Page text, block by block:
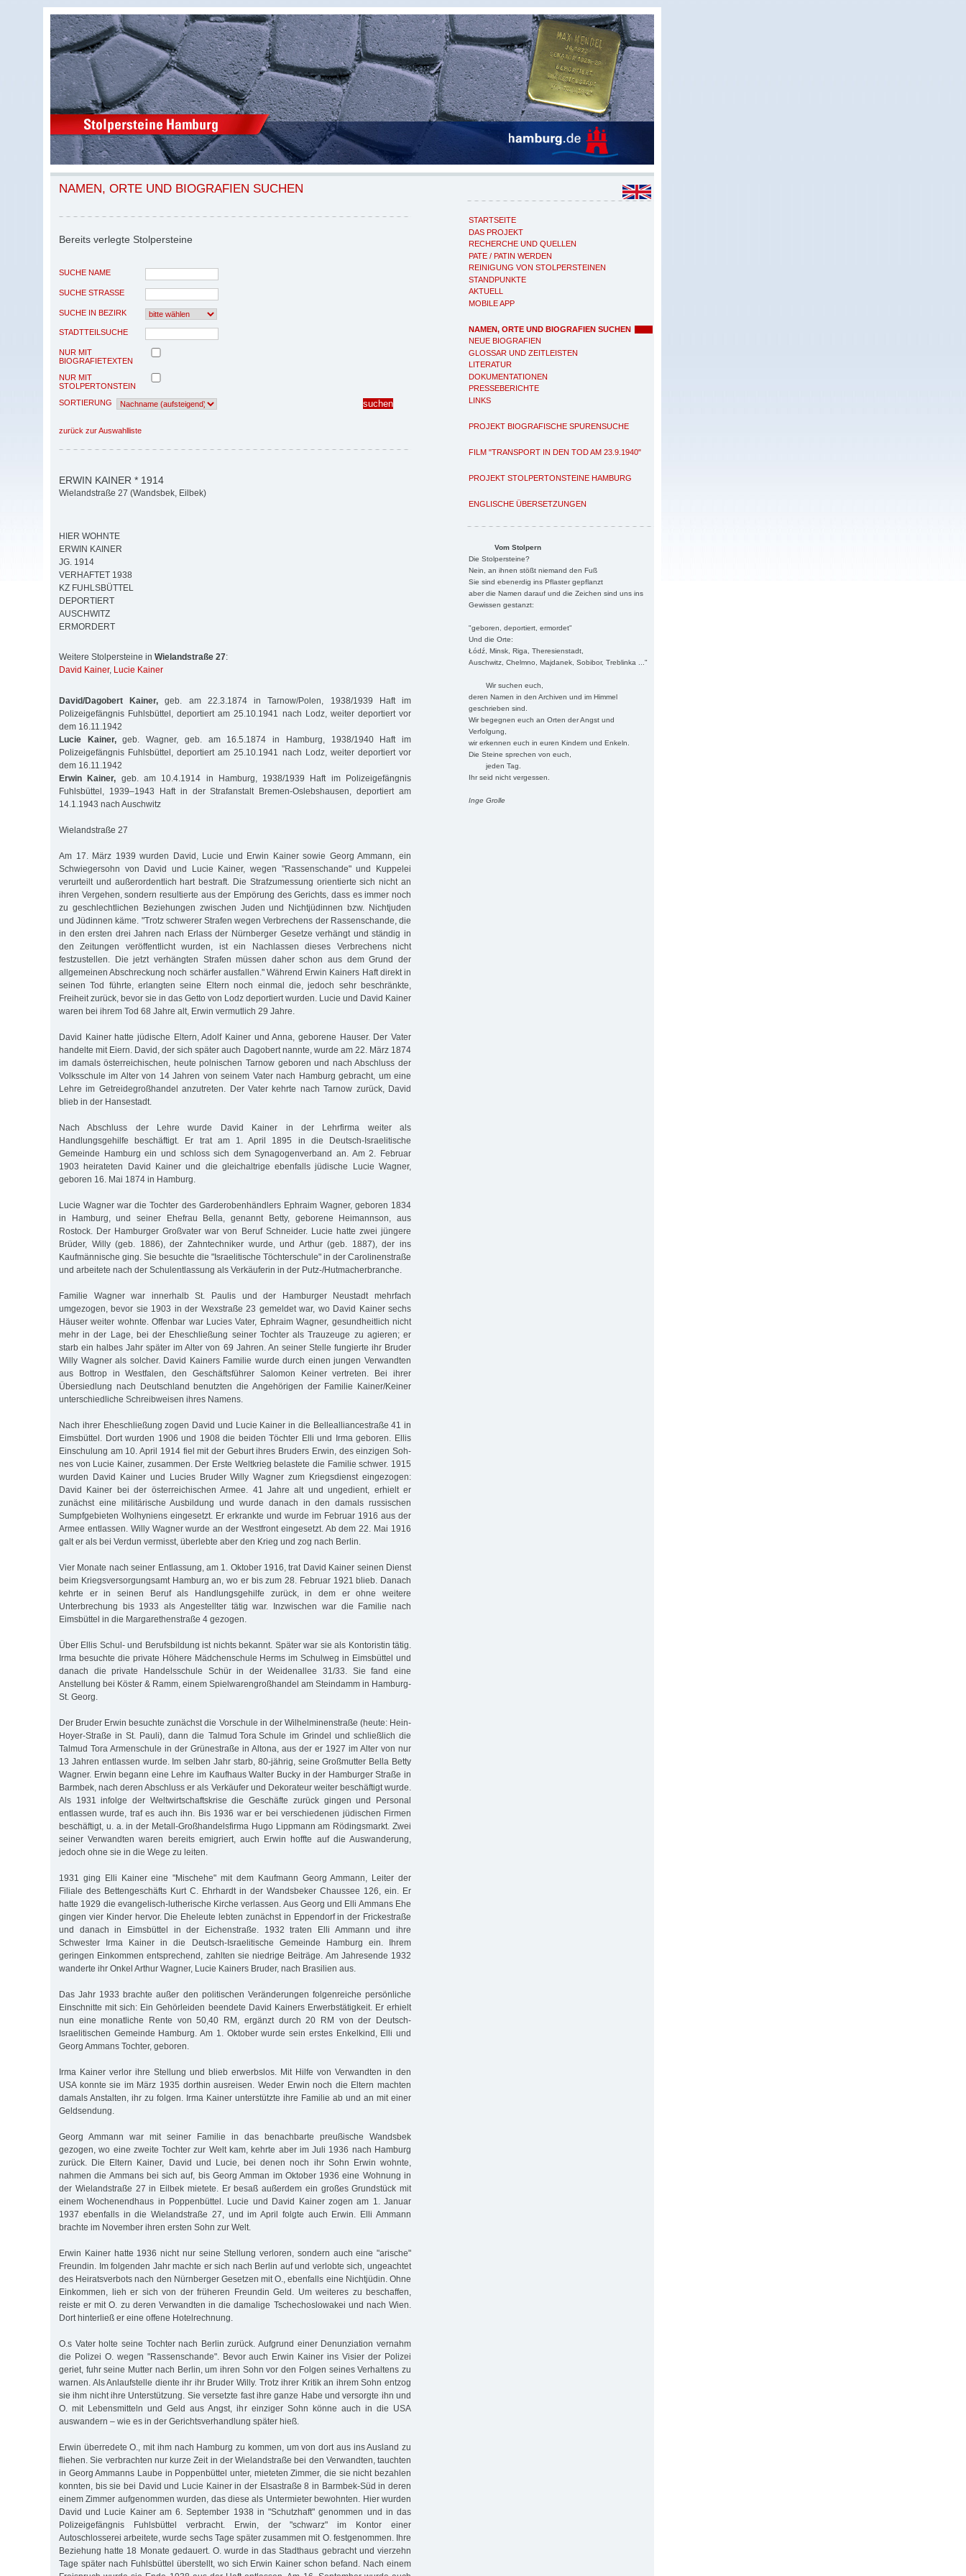
STARTSEITE
DAS PROJEKT
RECHERCHE UND QUELLEN
PATE / PATIN WERDEN
REINIGUNG VON STOLPERSTEINEN
STANDPUNKTE
AKTUELL
MOBILE APP
NAMEN, ORTE UND BIOGRAFIEN SUCHEN
NEUE BIOGRAFIEN
GLOSSAR UND ZEITLEISTEN
LITERATUR
DOKUMENTATIONEN
PRESSEBERICHTE
LINKS
PROJEKT BIOGRAFISCHE SPURENSUCHE
FILM "TRANSPORT IN DEN TOD AM 23.9.1940"
PROJEKT STOLPERTONSTEINE HAMBURG
ENGLISCHE ÜBERSETZUNGEN
Vom Stolpern
Die Stolpersteine?
Nein, an ihnen stößt niemand den Fuß
Sie sind ebenerdig ins Pflaster gepflanzt
aber die Namen darauf und die Zeichen sind uns ins
Gewissen gestanzt:
"geboren, deportiert, ermordet"
Und die Orte:
Łódź, Minsk, Riga, Theresienstadt,
Auschwitz, Chelmno, Majdanek, Sobibor, Treblinka ..."
Wir suchen euch,
deren Namen in den Archiven und im Himmel
geschrieben sind.
Wir begegnen euch an Orten der Angst und
Verfolgung,
wir erkennen euch in euren Kindern und Enkeln.
Die Steine sprechen von euch,
jeden Tag.
Ihr seid nicht vergessen.
Inge Grolle
NAMEN, ORTE UND BIOGRAFIEN SUCHEN
Bereits verlegte Stolpersteine
SUCHE NAME
SUCHE STRASSE
SUCHE IN BEZIRK
STADTTEILSUCHE
NUR MIT
BIOGRAFIETEXTEN
NUR MIT
STOLPERTONSTEIN
SORTIERUNG
zurück zur Auswahlliste
ERWIN KAINER * 1914
Wielandstraße 27 (Wandsbek, Eilbek)
HIER WOHNTE
ERWIN KAINER
JG. 1914
VERHAFTET 1938
KZ FUHLSBÜTTEL
DEPORTIERT
AUSCHWITZ
ERMORDERT
Weitere Stolpersteine in Wielandstraße 27:
David Kainer, Lucie Kainer
David/Dagobert Kainer, geb. am 22.3.1874 in Tarnow/Polen, 1938/1939 Haft im
Polizeigefängnis Fuhlsbüttel, deportiert am 25.10.1941 nach Lodz, weiter deportiert vor
dem 16.11.1942
Lucie Kainer,geb. Wagner, geb. am 16.5.1874 in Hamburg, 1938/1940 Haft im
Polizeigefängnis Fuhlsbüttel, deportiert am 25.10.1941 nach Lodz, weiter deportiert vor
dem 16.11.1942
Erwin Kainer, geb. am 10.4.1914 in Hamburg, 1938/1939 Haft im Polizeigefängnis
Fuhlsbüttel, 1939–1943 Haft in der Strafanstalt Bremen-Oslebshausen, deportiert am
14.1.1943 nach Auschwitz
Wielandstraße 27
Am 17. März 1939 wurden David, Lucie und Erwin Kainer sowie Georg Ammann, ein
Schwiegersohn von David und Lucie Kainer, wegen "Rassenschande" und Kuppelei
verurteilt und außerordentlich hart bestraft. Die Strafzumessung orientierte sich nicht an
ihren Vergehen, sondern resultierte aus der Empörung des Gerichts, dass es immer noch
zu geschlechtlichen Beziehungen zwischen Juden und Nichtjüdinnen bzw. Nichtjuden
und Jüdinnen käme. "Trotz schwerer Strafen wegen Verbrechens der Rassenschande, die
in den ersten drei Jahren nach Erlass der Nürnberger Gesetze verhängt und ständig in
den Zeitungen veröffentlicht wurden, ist ein Nachlassen dieses Verbrechens nicht
festzustellen. Die jetzt verhängten Strafen müssen daher schon aus dem Grund der
allgemeinen Abschreckung noch schärfer ausfallen." Während Erwin Kainers Haft direkt in
seinen Tod führte, erlangten seine Eltern noch einmal die, jedoch sehr beschränkte,
Freiheit zurück, bevor sie in das Getto von Lodz deportiert wurden. Lucie und David Kainer
waren bei ihrem Tod 68 Jahre alt, Erwin vermutlich 29 Jahre.
David Kainer hatte jüdische Eltern, Adolf Kainer und Anna, geborene Hauser. Der Vater
handelte mit Eiern. David, der sich später auch Dagobert nannte, wurde am 22. März 1874
im damals österreichischen, heute polnischen Tarnow geboren und nach Abschluss der
Volksschule im Alter von 14 Jahren von seinem Vater nach Hamburg gebracht, um eine
Lehre im Getreidegroßhandel anzutreten. Der Vater kehrte nach Tarnow zurück, David
blieb in der Hansestadt.
Nach Abschluss der Lehre wurde David Kainer in der Lehrfirma weiter als
Handlungsgehilfe beschäftigt. Er trat am 1. April 1895 in die Deutsch-Israelitische
Gemeinde Hamburg ein und schloss sich dem Synagogenverband an. Am 2. Februar
1903 heirateten David Kainer und die gleichaltrige ebenfalls jüdische Lucie Wagner,
geboren 16. Mai 1874 in Hamburg.
Lucie Wagner war die Tochter des Garderobenhändlers Ephraim Wagner, geboren 1834
in Hamburg, und seiner Ehefrau Bella, genannt Betty, geborene Heimannson, aus
Rostock. Der Hamburger Großvater war von Beruf Schneider. Lucie hatte zwei jüngere
Brüder, Willy (geb. 1886), der Zahntechniker wurde, und Arthur (geb. 1887), der ins
Kaufmännische ging. Sie besuchte die "Israelitische Töchterschule" in der Carolinenstraße
und arbeitete nach der Schulentlassung als Verkäuferin in der Putz-/Hutmacherbranche.
Familie Wagner war innerhalb St. Paulis und der Hamburger Neustadt mehrfach
umgezogen, bevor sie 1903 in der Wexstraße 23 gemeldet war, wo David Kainer sechs
Häuser weiter wohnte. Offenbar war Lucies Vater, Ephraim Wagner, gesundheitlich nicht
mehr in der Lage, bei der Eheschließung seiner Tochter als Trauzeuge zu agieren; er
starb ein halbes Jahr später im Alter von 69 Jahren. An seiner Stelle fungierte ihr Bruder
Willy Wagner als solcher. David Kainers Familie wurde durch einen jungen Verwandten
aus Bottrop in Westfalen, den Geschäftsführer Salomon Keiner vertreten. Bei ihrer
Übersiedlung nach Deutschland benutzten die Angehörigen der Familie Kainer/Keiner
unterschiedliche Schreibweisen ihres Namens.
Nach ihrer Eheschließung zogen David und Lucie Kainer in die Bellealliancestraße 41 in
Eimsbüttel. Dort wurden 1906 und 1908 die beiden Töchter Elli und Irma geboren. Ellis
Ein­schulung am 10. April 1914 fiel mit der Geburt ihres Bruders Erwin, des einzigen Soh­
nes von Lucie Kainer, zusammen. Der Erste Weltkrieg belastete die Familie schwer. 1915
wurden David Kainer und Lucies Bruder Willy Wagner zum Kriegsdienst eingezogen:
David Kainer bei der österreichischen Armee. 41 Jahre alt und ungedient, erhielt er
zunächst eine militärische Ausbildung und wurde danach in den damals russischen
Sumpfgebieten Wolhyniens eingesetzt. Er erkrankte und wurde im Februar 1916 aus der
Armee entlassen. Willy Wagner wurde an der Westfront eingesetzt. Ab dem 22. Mai 1916
galt er als bei Verdun vermisst, überlebte aber den Krieg und zog nach Berlin.
Vier Monate nach seiner Entlassung, am 1. Oktober 1916, trat David Kainer seinen Dienst
beim Kriegsversorgungsamt Hamburg an, wo er bis zum 28. Februar 1921 blieb. Danach
kehrte er in seinen Beruf als Handlungsgehilfe zurück, in dem er ohne weitere
Unterbrechung bis 1933 als Angestellter tätig war. Inzwischen war die Familie nach
Eimsbüttel in die Margarethenstraße 4 gezogen.
Über Ellis Schul- und Berufsbildung ist nichts bekannt. Später war sie als Kontoristin tätig.
Irma besuchte die private Höhere Mädchenschule Herms im Schulweg in Eimsbüttel und
danach die private Handelsschule Schür in der Weidenallee 31/33. Sie fand eine
Anstellung bei Köster & Ramm, einem Spielwarengroßhandel am Steindamm in Hamburg-
St. Georg.
Der Bruder Erwin besuchte zunächst die Vorschule in der Wilhelminenstraße (heute: Hein-
Hoyer-Straße in St. Pauli), dann die Talmud Tora Schule im Grindel und schließlich die
Talmud Tora Armenschule in der Grünestraße in Altona, aus der er 1927 im Alter von nur
13 Jahren entlassen wurde. Im selben Jahr starb, 80-jährig, seine Großmutter Bella Betty
Wagner. Erwin begann eine Lehre im Kaufhaus Walter Bucky in der Hamburger Straße in
Barmbek, nach deren Abschluss er als Verkäufer und Dekorateur weiter beschäftigt wurde.
Als 1931 infolge der Weltwirtschaftskrise die Geschäfte zurück gingen und Personal
entlassen wurde, traf es auch ihn. Bis 1936 war er bei verschiedenen jüdischen Firmen
beschäftigt, u. a. in der Metall-Großhandelsfirma Hugo Lippmann am Rödingsmarkt. Zwei
seiner Verwandten waren bereits emigriert, auch Erwin hoffte auf die Auswanderung,
jedoch ohne sie in die Wege zu leiten.
1931 ging Elli Kainer eine "Mischehe" mit dem Kaufmann Georg Ammann, Leiter der
Filiale des Bettengeschäfts Kurt C. Ehrhardt in der Wandsbeker Chaussee 126, ein. Er
hatte 1929 die evangelisch-lutherische Kirche verlassen. Aus Georg und Elli Ammans Ehe
gingen vier Kinder hervor. Die Eheleute lebten zunächst in Eppendorf in der Frickestraße
und danach in Eimsbüttel in der Eichenstraße. 1932 traten Elli Ammann und ihre
Schwester Irma Kainer in die Deutsch-Israelitische Gemeinde Hamburg ein. Ihrem
geringen Einkommen entsprechend, zahlten sie niedrige Beiträge. Am Jahresende 1932
wanderte ihr Onkel Arthur Wagner, Lucie Kainers Bruder, nach Brasilien aus.
Das Jahr 1933 brachte außer den politischen Veränderungen folgenreiche persönliche
Einschnitte mit sich: Ein Gehörleiden beendete David Kainers Erwerbstätigkeit. Er erhielt
nun eine monatliche Rente von 50,40 RM, ergänzt durch 20 RM von der Deutsch-
Israelitischen Gemeinde Hamburg. Am 1. Oktober wurde sein erstes Enkelkind, Elli und
Georg Ammans Tochter, geboren.
Irma Kainer verlor ihre Stellung und blieb erwerbslos. Mit Hilfe von Verwandten in den
USA konnte sie im März 1935 dorthin ausreisen. Weder Erwin noch die Eltern machten
damals Anstalten, ihr zu folgen. Irma Kainer unterstützte ihre Familie ab und an mit einer
Geldsendung.
Georg Ammann war mit seiner Familie in das benachbarte preußische Wandsbek
gezogen, wo eine zweite Tochter zur Welt kam, kehrte aber im Juli 1936 nach Hamburg
zurück. Die Eltern Kainer, David und Lucie, bei denen noch ihr Sohn Erwin wohnte,
nahmen die Ammans bei sich auf, bis Georg Amman im Oktober 1936 eine Wohnung in
der Wielandstraße 27 in Eilbek mietete. Er besaß außerdem ein großes Grundstück mit
einem Wochenendhaus in Poppenbüttel. Lucie und David Kainer zogen am 1. Januar
1937 ebenfalls in die Wielandstraße 27, und im April folgte auch Erwin. Elli Ammann
brachte im November ihren ersten Sohn zur Welt.
Erwin Kainer hatte 1936 nicht nur seine Stellung verloren, sondern auch eine "arische"
Freundin. Im folgenden Jahr machte er sich nach Berlin auf und verlobte sich, ungeachtet
des Heiratsverbots nach den Nürnberger Gesetzen mit O., ebenfalls eine Nichtjüdin. Ohne
Einkommen, lieh er sich von der früheren Freundin Geld. Um weiteres zu beschaffen,
reiste er mit O. zu deren Verwandten in die damalige Tschechoslowakei und nach Wien.
Dort hinterließ er eine offene Hotelrechnung.
O.s Vater holte seine Tochter nach Berlin zurück. Aufgrund einer Denunziation vernahm
die Polizei O. wegen "Rassenschande". Bevor auch Erwin Kainer ins Visier der Polizei
geriet, fuhr seine Mutter nach Berlin, um ihren Sohn vor den Folgen seines Verhaltens zu
warnen. Als Anlaufstelle diente ihr ihr Bruder Willy. Trotz ihrer Kritik an ihrem Sohn entzog
sie ihm nicht ihre Unterstützung. Sie versetzte fast ihre ganze Habe und versorgte ihn und
O. mit Lebensmitteln und Geld aus Angst, ihr einziger Sohn könne auch in die USA
auswandern – wie es in der Gerichtsverhandlung später hieß.
Erwin überredete O., mit ihm nach Hamburg zu kommen, um von dort aus ins Ausland zu
fliehen. Sie verbrachten nur kurze Zeit in der Wielandstraße bei den Verwandten, tauchten
in Georg Ammanns Laube in Poppenbüttel unter, mieteten Zimmer, die sie nicht bezahlen
konnten, bis sie bei David und Lucie Kainer in der Elsastraße 8 in Barmbek-Süd in deren
einem Zimmer aufgenommen wurden, das diese als Untermieter bewohnten. Hier wurden
David und Lucie Kainer am 6. September 1938 in "Schutzhaft" genommen und in das
Polizeigefängnis Fuhlsbüttel verbracht. Erwin, der "schwarz" im Kontor einer
Autoschlosserei arbeitete, wurde sechs Tage später zusammen mit O. festgenommen. Ihre
Beziehung hatte 18 Monate gedauert. O. wurde in das Stadthaus gebracht und vierzehn
Tage später nach Fuhlsbüttel überstellt, wo sich Erwin Kainer schon befand. Nach einem